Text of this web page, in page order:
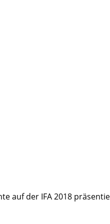
auf der IFA 2018